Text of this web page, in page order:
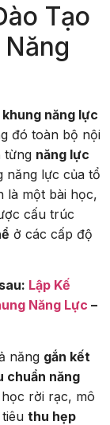
Tạo
năng lực
đó toàn bộ nội
từng năng lực
năng lực của tổ
là một bài học,
cấu trúc
ở các cấp độ
Lập Kế
Năng Lực –
năng gắn kết
chuẩn năng
rời rạc, mô
thu hẹp